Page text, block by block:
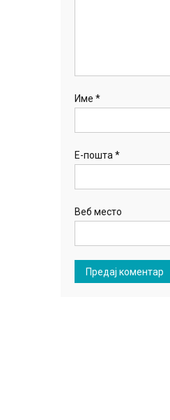
Име *
Е-пошта *
Веб место